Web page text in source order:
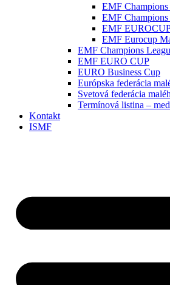
EMF
EMF Champions
EMF
EMF Eurocup
EMF Champions
EMF EURO CUP
EURO Business Cup
Európska federácia
Svetová federácia
Termínová listina –
Kontakt
ISMF